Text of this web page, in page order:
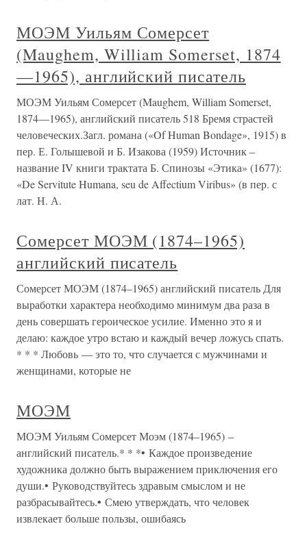
МОЭМ Уильям Сомерсет
(Maughem, William Somerset, 1874
—1965), английский писатель
МОЭМ Уильям Сомерсет (Maughem, William Somerset,
1874—1965), английский писатель 518 Бремя страстей
человеческих.Загл. романа («Of Human Bondage», 1915) в
пер. Е. Голышевой и Б. Изакова (1959) Источник –
название IV книги трактата Б. Спинозы «Этика» (1677):
«De Servitute Humana, seu de Affectium Viribus» (в пер. с
лат. Н. А.
Сомерсет МОЭМ (1874–1965)
английский писатель
Сомерсет МОЭМ (1874–1965) английский писатель Для
выработки характера необходимо минимум два раза в
день совершать героическое усилие. Именно это я и
делаю: каждое утро встаю и каждый вечер ложусь спать.
* * * Любовь — это то, что случается с мужчинами и
женщинами, которые не
МОЭМ
МОЭМ Уильям Сомерсет Моэм (1874–1965) –
английский писатель.* * *• Каждое произведение
художника должно быть выражением приключения его
души.• Руководствуйтесь здравым смыслом и не
разбрасывайтесь.• Смею утверждать, что человек
извлекает больше пользы, ошибаясь